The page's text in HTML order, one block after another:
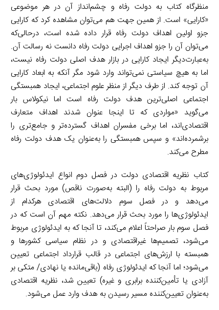
منظرگاه کتاب به دولت رفاه و چشم‌انداز آن در هر موضوعی
«کارایی» است. از همین جهت هم می‌توان مشاهده کرد که کارایی
جزو اولین اهداف دولت رفاه قرار داده شده است، درحالی‌که
می‌توان آن را جزو اهداف اجرایی دولت رفاه دانست نه رسالت آن.
به‌عبارت‌دیگر ایجاد کارایی در بازار هدف اصلی دولت رفاه نیست،
اما به هیچ سیاستی نمی‌تواند وارد شود مگر آنکه به ابعاد کارایی
آن توجه کند. از طرف دیگر از منظر علوم اجتماعی، ایجاد همبستگی
اجتماعی اصلی‌ترین هدف دولت رفاه است اما نیکولاس بار
می‌گوید «مواردی که تا اینجا عنوان شدند اهداف متعارف
اقتصادی‌اند، اما برخی مفسران اهداف گسترده‌تر و جامع‌تری را
برشمرده‌اند» و سپس همبستگی را به‌عنوان یک هدف دولت رفاه
مطرح می‌کند.
کتاب نظریه اقتصادی دولت در فصل دوم انواع ایدئولوژی‌های
مربوط به دولت رفاه را (البته به‌صورت ناقص) مورد بحث قرار
می‌دهد و در فصل سوم دلالت‌های اقتصادی هرکدام از
ایدئولوژی‌ها را مورد بحث قرار می‌دهد. نکته مهم آن است که در
فصل سوم بار صراحتاً اعلام می‌کند، تا آنجا که به ایدئولوژی مربوط
می‌شود، تصمیم‌ها غیراقتصادی و در نظام سیاسی کشورها و
همبسته با ارزش‌های اجتماعی در قالب قرارداد اجتماعی تعیین
می‌شود؛ اما آنجا که ایدئولوژی رفاه (باقی‌مانده یا نهادی/ متکی بر
آزادی یا تأمین‌کننده برابری و غیره) تعیین شد، نظریه اقتصادی
به‌عنوان تعیین‌کننده مسیر رسیدن به هدف وارد عمل می‌شود.